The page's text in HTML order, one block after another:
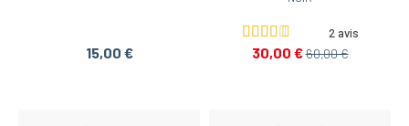
15,00 €
2 avis
30,00 €60,00 €